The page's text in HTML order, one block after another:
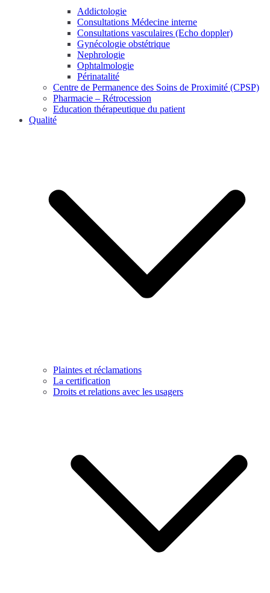
Addictologie
Consultations Médecine interne
Consultations vasculaires (Echo doppler)
Gynécologie obstétrique
Nephrologie
Ophtalmologie
Périnatalité
Centre de Permanence des Soins de Proximité (CPSP)
Pharmacie – Rétrocession
Education thérapeutique du patient
Qualité
Plaintes et réclamations
La certification
Droits et relations avec les usagers